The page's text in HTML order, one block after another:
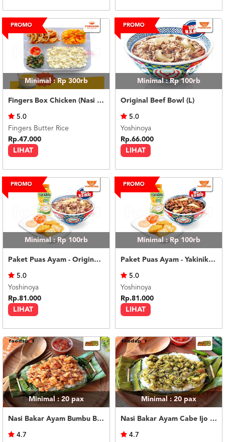
Minimal : Rp 300rb
Fingers Box Chicken (Nasi Putih) Silky Pudding
LIHAT
5.0
Fingers Butter Rice
Rp.47.000
Minimal : Rp 100rb
Original Beef Bowl (L)
LIHAT
5.0
Yoshinoya
Rp.66.000
Minimal : Rp 100rb
Paket Puas Ayam - Original Beef Paket Puas (R)
LIHAT
5.0
Yoshinoya
Rp.81.000
Minimal : Rp 100rb
Paket Puas Ayam - Yakiniku Beef Paket Puas (R)
LIHAT
5.0
Yoshinoya
Rp.81.000
Minimal : 20 pax
Nasi Bakar Ayam Bumbu Bali + Kerupuk
4.7
Minimal : 20pax
Nasi Bakar Ayam Cabe Ijo + Kerupuk
4.7